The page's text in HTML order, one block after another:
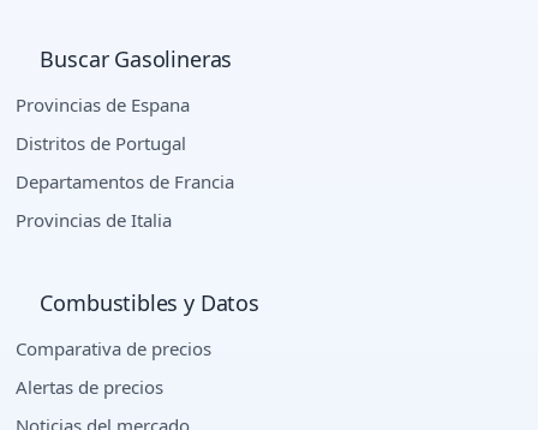
Buscar Gasolineras
Provincias de Espana
Distritos de Portugal
Departamentos de Francia
Provincias de Italia
Combustibles y Datos
Comparativa de precios
Alertas de precios
Noticias del mercado